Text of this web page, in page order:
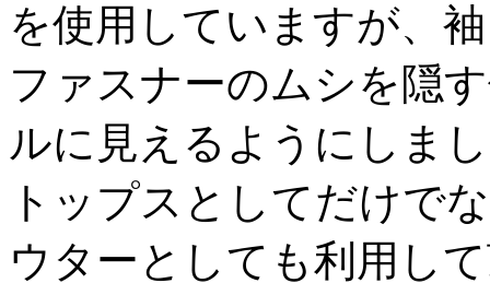
を使用していますが、
ファスナーのムシを隠
ルに見えるようにしま
トップスとしてだけで
ウターとしても利用し